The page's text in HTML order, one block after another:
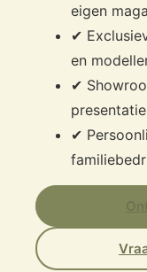
eigen
✔
en
✔
✔